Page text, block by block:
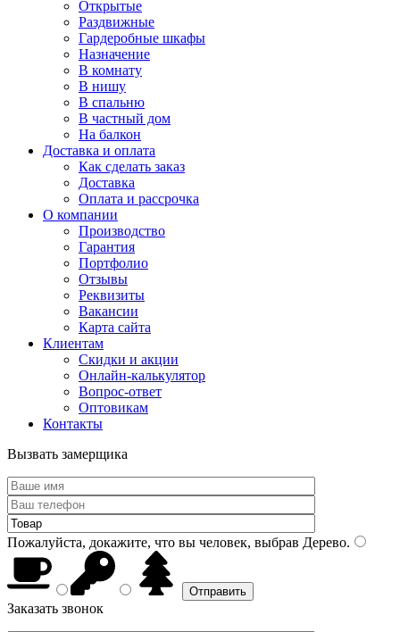
Открытые
Раздвижные
Гардеробные шкафы
Назначение
В комнату
В нишу
В спальню
В частный дом
На балкон
Доставка и оплата
Как сделать заказ
Доставка
Оплата и рассрочка
О компании
Производство
Гарантия
Портфолио
Отзывы
Реквизиты
Вакансии
Карта сайта
Клиентам
Скидки и акции
Онлайн-калькулятор
Вопрос-ответ
Оптовикам
Контакты
Вызвать замерщика
Пожалуйста, докажите, что вы человек, выбрав Дерево.
Заказать звонок